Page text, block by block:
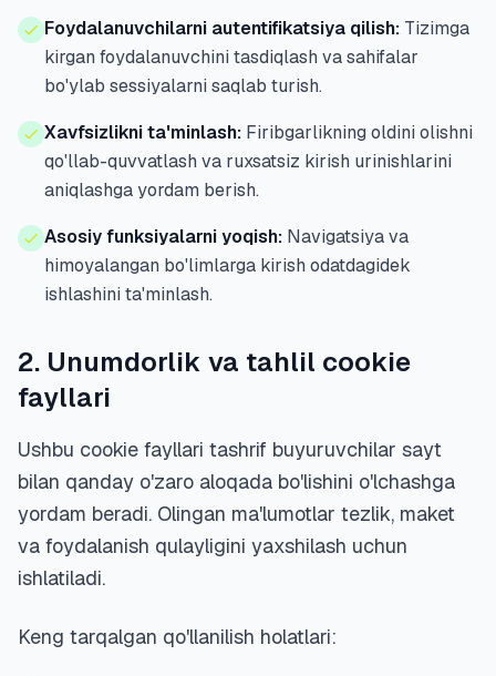
Foydalanuvchilarni autentifikatsiya qilish: Tizimga
kirgan foydalanuvchini tasdiqlash va sahifalar
bo'ylab sessiyalarni saqlab turish.
Xavfsizlikni ta'minlash: Firibgarlikning oldini olishni
qo'llab-quvvatlash va ruxsatsiz kirish urinishlarini
aniqlashga yordam berish.
Asosiy funksiyalarni yoqish: Navigatsiya va
himoyalangan bo'limlarga kirish odatdagidek
ishlashini ta'minlash.
2. Unumdorlik va tahlil cookie
fayllari
Ushbu cookie fayllari tashrif buyuruvchilar sayt
bilan qanday o'zaro aloqada bo'lishini o'lchashga
yordam beradi. Olingan ma'lumotlar tezlik, maket
va foydalanish qulayligini yaxshilash uchun
ishlatiladi.
Keng tarqalgan qo'llanilish holatlari: